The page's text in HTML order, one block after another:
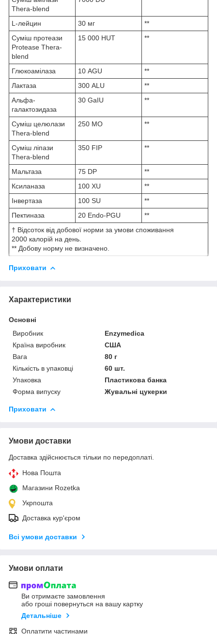
Thera-blend
L-лейцин 30 мг
**
Суміш протеази
Protease Thera-
blend
15 000 HUT **
Глюкоамілаза 10 AGU
**
Лактаза
300 ALU
**
Альфа-
галактозидаза
30 GaIU **
Суміш целюлази
Thera-blend
250 МО **
Суміш ліпази
Thera-blend
350 FIP **
Мальтаза 75 DP
**
Ксиланаза
100 XU
**
Інвертаза
100 SU
**
Пектиназа
20 Endo-PGU
**
† Відсоток від добової норми за умови споживання
2000 калорій на день.
** Добову норму не визначено.
Приховати
Характеристики
Основні
Виробник
Enzymedica
Країна виробник
США
Вага
80 г
Кількість в упаковці
60 шт.
Упаковка
Пластикова банка
Форма випуску
Жувальні цукерки
Приховати
Умови доставки
Доставка здійснюється тільки по передоплаті.
Нова Пошта
Магазини Rozetka
Укрпошта
Доставка кур'єром
Всі умови доставки
Умови оплати
Ви отримаєте замовлення
або гроші повернуться на вашу картку
Детальніше
Оплатити частинами